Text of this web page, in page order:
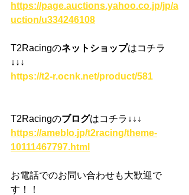
https://page.auctions.yahoo.co.jp/jp/a
uction/u334246108
T2Racingのネットショップはコチラ
↓↓↓
https://t2-r.ocnk.net/product/581
T2Racingのブログはコチラ ↓↓↓
https://ameblo.jp/t2racing/theme-
10111467797.html
お電話でのお問い合わせも大歓迎で
す！！